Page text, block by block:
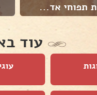
תפוחי אד...
עוד